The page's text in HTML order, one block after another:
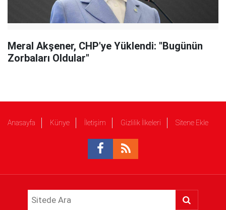
Meral Akşener, CHP'ye Yüklendi: "Bugünün
Zorbaları Oldular"
Anasayfa Künye İletişim Gizlilik İlkeleri Sitene Ekle